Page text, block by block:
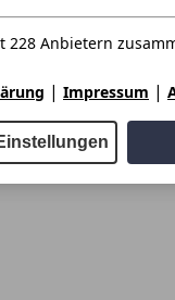
228 Anbietern
| Impressum |